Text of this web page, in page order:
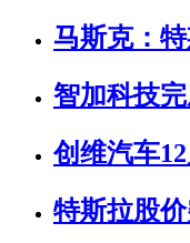
马斯克：
智加科技
创维汽车
特斯拉股